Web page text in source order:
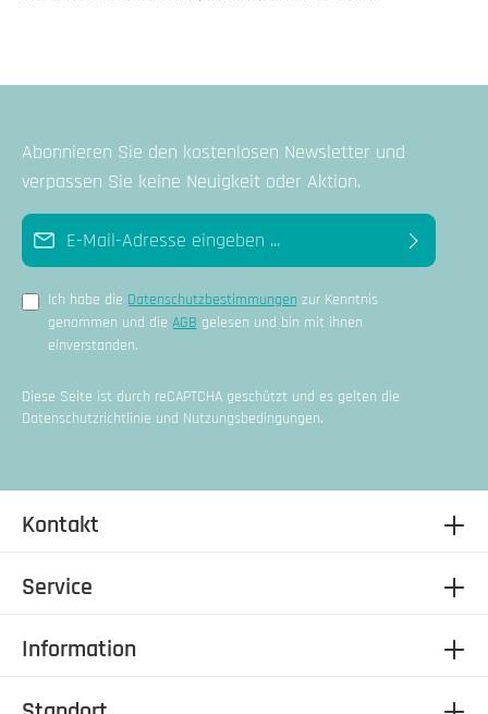
Abonnieren Sie den kostenlosen Newsletter und
verpassen Sie keine Neuigkeit oder Aktion.
E-Mail-Adresse*
Ich habe die Datenschutzbestimmungen zur Kenntnis
genommen und die AGB gelesen und bin mit ihnen
einverstanden.
Diese Seite ist durch reCAPTCHA geschützt und es gelten die
Datenschutzrichtlinie und Nutzungsbedingungen.
Kontakt
Service
Information